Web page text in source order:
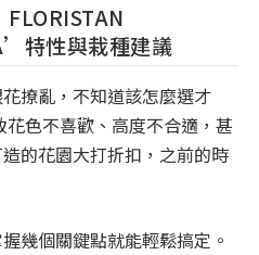
特性與栽種建議
撩亂，不知道該怎麼選才
色不喜歡、高度不合適，甚
的花園大打折扣，之前的時
幾個關鍵點就能輕鬆搞定。